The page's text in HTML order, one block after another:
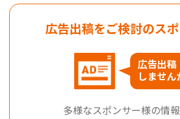
広告出稿をご検討のス
広告出稿
しません
多様なスポンサー様の情